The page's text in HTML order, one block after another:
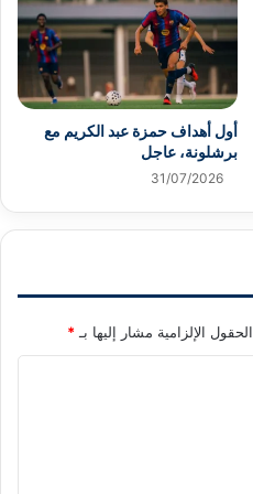
أول أهداف حمزة عبد الكريم مع
برشلونة، عاجل
31/07/2026
الحقول الإلزامية مشار إليها بـ *